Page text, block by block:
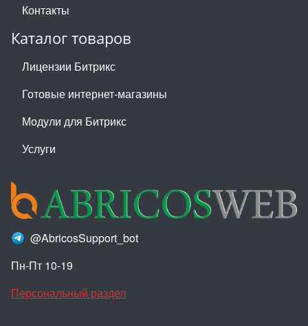
Контакты
Каталог товаров
Лицензии Битрикс
Готовые интернет-магазины
Модули для Битрикс
Услуги
@AbricosSupport_bot
Пн-Пт 10-19
Персональный раздел